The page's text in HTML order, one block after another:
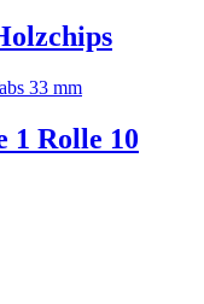
1 Rolle 10